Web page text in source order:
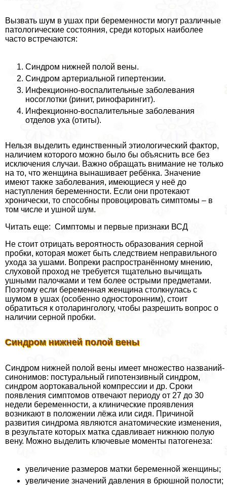
Вызвать шум в ушах при беременности могут различные
патологические состояния, среди которых наиболее
часто встречаются:
Синдром нижней полой вены.
Синдром артериальной гипертензии.
Инфекционно-воспалительные заболевания
носоглотки (ринит, ринофарингит).
Инфекционно-воспалительные заболевания
отделов уха (отиты).
Нельзя выделить единственный этиологический фактор,
наличием которого можно было бы объяснить все без
исключения случаи. Важно обращать внимание не только
на то, что женщина вынашивает ребёнка. Значение
имеют также заболевания, имеющиеся у неё до
наступления беременности. Если они протекают
хронически, то способны провоцировать симптомы – в
том числе и ушной шум.
Читать еще: Симптомы и первые признаки ВСД
Не стоит отрицать вероятность образования серной
пробки, которая может быть следствием неправильного
ухода за ушами. Вопреки распространённому мнению,
слуховой проход не требуется тщательно вычищать
ушными палочками и тем более острыми предметами.
Поэтому если беременная женщина столкнулась с
шумом в ушах (особенно односторонним), стоит
обратиться к отоларингологу, чтобы разрешить вопрос о
наличии серной пробки.
Синдром нижней полой вены
Синдром нижней полой вены имеет множество названий-
синонимов: постуральный гипотензивный синдром,
синдром аортокавальной компрессии и др. Сроки
появления симптомов отвечают периоду от 27 до 30
недели беременности, а клинические проявления
возникают в положении лёжа или сидя. Причиной
развития синдрома являются анатомические изменения,
в результате которых матка сдавливает нижнюю полую
вену. Можно выделить ключевые моменты патогенеза:
увеличение размеров матки беременной женщины;
увеличение значений давления в брюшной полости;